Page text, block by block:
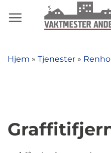
Hjem » Tjenester »